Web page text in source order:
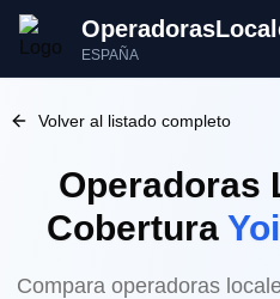
ESPAÑA
Volver al listado completo
Operadoras
Cobertura
Compara operadoras